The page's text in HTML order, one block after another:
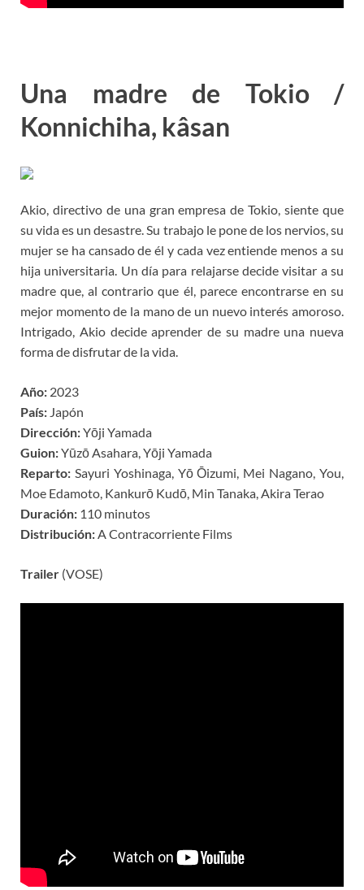
Una madre de Tokio /
Konnichiha, kâsan
Akio, directivo de una gran empresa de Tokio, siente que
su vida es un desastre. Su trabajo le pone de los nervios, su
mujer se ha cansado de él y cada vez entiende menos a su
hija universitaria. Un día para relajarse decide visitar a su
madre que, al contrario que él, parece encontrarse en su
mejor momento de la mano de un nuevo interés amoroso.
Intrigado, Akio decide aprender de su madre una nueva
forma de disfrutar de la vida.
Año: 2023
País: Japón
Dirección:Yōji Yamada
Guion:Yūzō Asahara, Yōji Yamada
Reparto: Sayuri Yoshinaga, Yō Ōizumi, Mei Nagano, You,
Moe Edamoto, Kankurō Kudō, Min Tanaka, Akira Terao
Duración: 110 minutos
Distribución: A Contracorriente Films
Trailer (VOSE)